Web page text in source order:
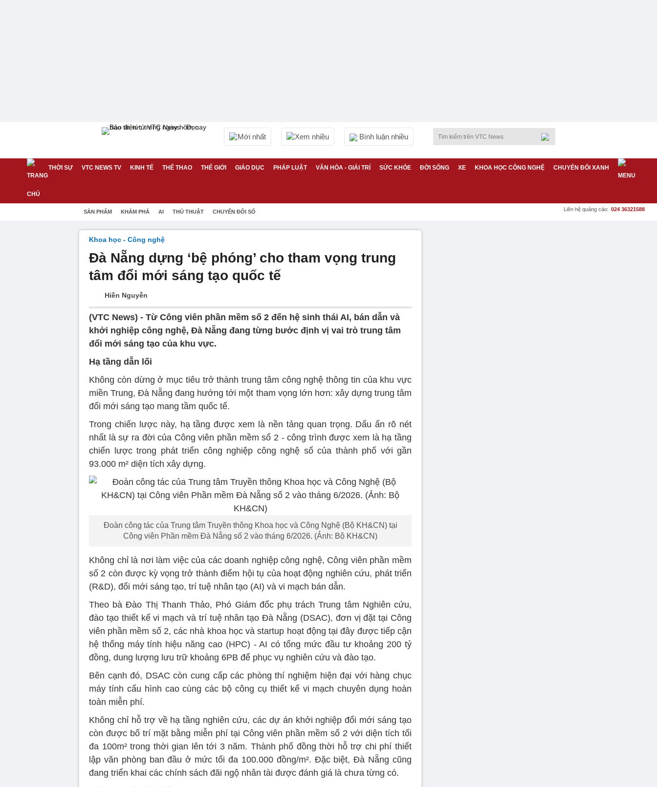
Mới nhất Xem nhiều Bình luận nhiều
THỜI SỰ VTC NEWS TV KINH TẾ THỂ THAO THẾ GIỚI GIÁO DỤC PHÁP LUẬT VĂN HÓA - GIẢI TRÍ SỨC KHỎE ĐỜI SỐNG XE KHOA HỌC CÔNG NGHỆ CHUYỂN ĐỔI XANH
SẢN PHẨM KHÁM PHÁ AI THỦ THUẬT CHUYỂN ĐỔI SỐ Liên hệ quảng cáo: 024 36321588
Khoa học - Công nghệ
Đà Nẵng dựng ‘bệ phóng’ cho tham vọng trung
tâm đổi mới sáng tạo quốc tế
Hiền Nguyễn
(VTC News) - Từ Công viên phần mềm số 2 đến hệ sinh thái AI, bán dẫn và
khởi nghiệp công nghệ, Đà Nẵng đang từng bước định vị vai trò trung tâm
đổi mới sáng tạo của khu vực.
Hạ tầng dẫn lối
Không còn dừng ở mục tiêu trở thành trung tâm công nghệ thông tin của khu vực
miền Trung, Đà Nẵng đang hướng tới một tham vọng lớn hơn: xây dựng trung tâm
đổi mới sáng tạo mang tầm quốc tế.
Trong chiến lược này, hạ tầng được xem là nền tảng quan trọng. Dấu ấn rõ nét
nhất là sự ra đời của Công viên phần mềm số 2 - công trình được xem là hạ tầng
chiến lược trong phát triển công nghiệp công nghệ số của thành phố với gần
93.000 m² diện tích xây dựng.
Đoàn công tác của Trung tâm Truyền thông Khoa học và Công Nghệ (Bộ KH&CN) tại
Công viên Phần mềm Đà Nẵng số 2 vào tháng 6/2026. (Ảnh: Bộ KH&CN)
Không chỉ là nơi làm việc của các doanh nghiệp công nghệ, Công viên phần mềm
số 2 còn được kỳ vọng trở thành điểm hội tụ của hoạt động nghiên cứu, phát triển
(R&D), đổi mới sáng tạo, trí tuệ nhân tạo (AI) và vi mạch bán dẫn.
Theo bà Đào Thị Thanh Thảo, Phó Giám đốc phụ trách Trung tâm Nghiên cứu,
đào tạo thiết kế vi mạch và trí tuệ nhân tạo Đà Nẵng (DSAC), đơn vị đặt tại Công
viên phần mềm số 2, các nhà khoa học và startup hoạt động tại đây được tiếp cận
hệ thống máy tính hiệu năng cao (HPC) - AI có tổng mức đầu tư khoảng 200 tỷ
đồng, dung lượng lưu trữ khoảng 6PB để phục vụ nghiên cứu và đào tạo.
Bên cạnh đó, DSAC còn cung cấp các phòng thí nghiệm hiện đại với hàng chục
máy tính cấu hình cao cùng các bộ công cụ thiết kế vi mạch chuyên dụng hoàn
toàn miễn phí.
Không chỉ hỗ trợ về hạ tầng nghiên cứu, các dự án khởi nghiệp đổi mới sáng tạo
còn được bố trí mặt bằng miễn phí tại Công viên phần mềm số 2 với diện tích tối
đa 100m² trong thời gian lên tới 3 năm. Thành phố đồng thời hỗ trợ chi phí thiết
lập văn phòng ban đầu ở mức tối đa 100.000 đồng/m². Đặc biệt, Đà Nẵng cũng
đang triển khai các chính sách đãi ngộ nhân tài được đánh giá là chưa từng có.